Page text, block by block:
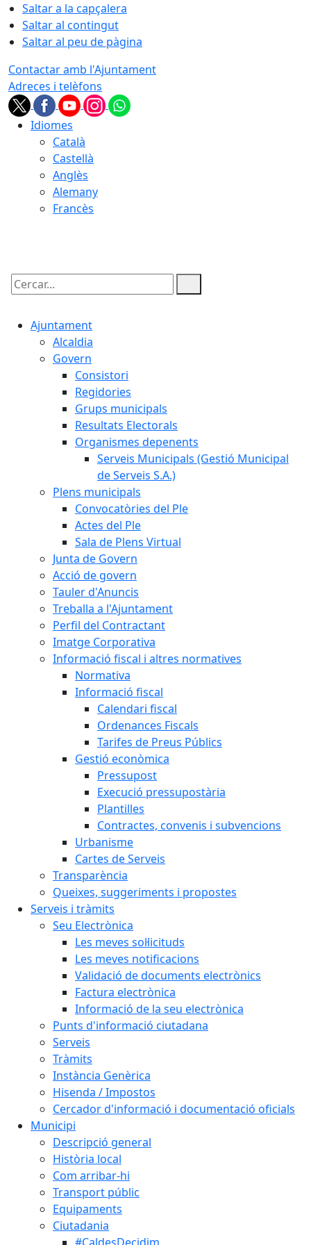
Saltar a la capçalera
Saltar al contingut
Saltar al peu de pàgina
Contactar amb l'Ajuntament
Adreces i telèfons
Idiomes
Català
Castellà
Anglès
Alemany
Francès
Cercar:
Ajuntament
Alcaldia
Govern
Consistori
Regidories
Grups municipals
Resultats Electorals
Organismes depenents
Serveis Municipals (Gestió Municipal
de Serveis S.A.)
Plens municipals
Convocatòries del Ple
Actes del Ple
Sala de Plens Virtual
Junta de Govern
Acció de govern
Tauler d'Anuncis
Treballa a l'Ajuntament
Perfil del Contractant
Imatge Corporativa
Informació fiscal i altres normatives
Normativa
Informació fiscal
Calendari fiscal
Ordenances Fiscals
Tarifes de Preus Públics
Gestió econòmica
Pressupost
Execució pressupostària
Plantilles
Contractes, convenis i subvencions
Urbanisme
Cartes de Serveis
Transparència
Queixes, suggeriments i propostes
Serveis i tràmits
Seu Electrònica
Les meves sol·licituds
Les meves notificacions
Validació de documents electrònics
Factura electrònica
Informació de la seu electrònica
Punts d'informació ciutadana
Serveis
Tràmits
Instància Genèrica
Hisenda / Impostos
Cercador d'informació i documentació oficials
Municipi
Descripció general
Història local
Com arribar-hi
Transport públic
Equipaments
Ciutadania